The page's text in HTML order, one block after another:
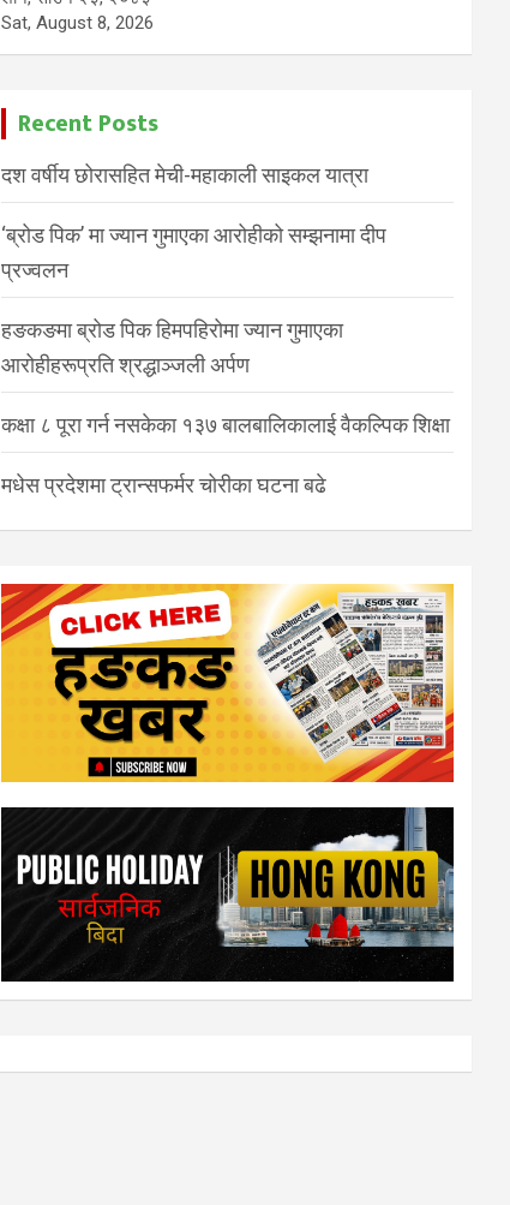
Sat, August 8, 2026
Recent Posts
दश वर्षीय छोरासहित मेची-महाकाली साइकल यात्रा
‘ब्रोड पिक’ मा ज्यान गुमाएका आरोहीको सम्झनामा दीप
प्रज्वलन
हङकङमा ब्रोड पिक हिमपहिरोमा ज्यान गुमाएका
आरोहीहरूप्रति श्रद्धाञ्जली अर्पण
कक्षा ८ पूरा गर्न नसकेका १३७ बालबालिकालाई वैकल्पिक शिक्षा
मधेस प्रदेशमा ट्रान्सफर्मर चोरीका घटना बढे